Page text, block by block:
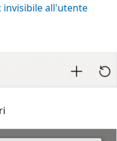
all'utente